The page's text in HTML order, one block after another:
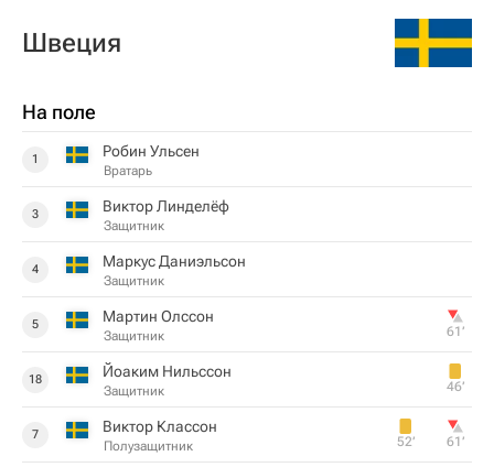
Швеция
На поле
1 Робин Ульсен
Вратарь
3 Виктор Линделёф
Защитник
4 Маркус Даниэльсон
Защитник
5 Мартин Олссон
Защитник 61‎’‎
18 Йоаким Нильссон
Защитник 46‎’‎
7 Виктор Классон
Полузащитник 52‎’‎ 61‎’‎